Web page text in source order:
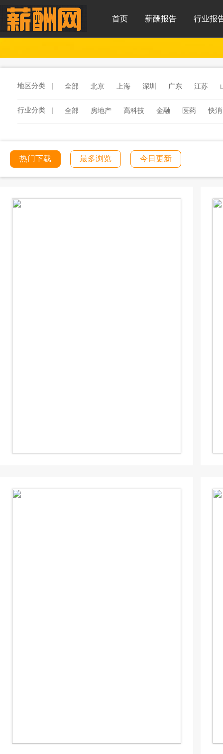
首页 薪酬报告 行业报
地区分类 | 全部 北京 上海 深圳 广东 江苏
行业分类 | 全部 房地产 高科技 金融 医药
快消
工程建筑
文化传媒 学校教育 医院医疗
热门下载 最多浏览 今日更新